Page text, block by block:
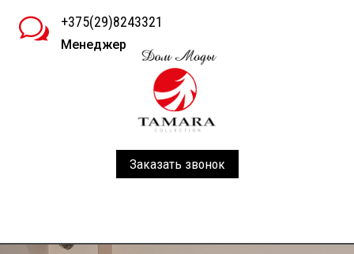
w +375(29)8243321
Менеджер
Заказать звонок